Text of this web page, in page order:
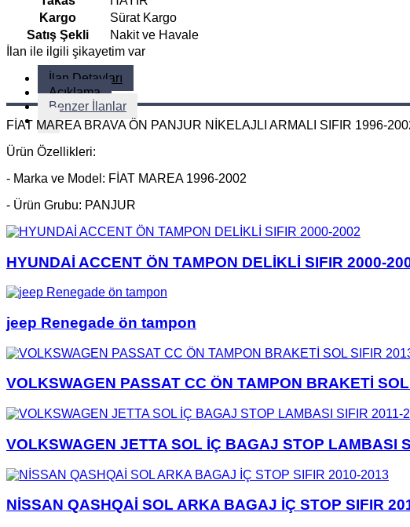
Kargo
Sürat Kargo
Satış Şekli
Nakit ve Havale
İlan ile ilgili şikayetim var
İlan Detayları
Açıklama
Benzer İlanlar
FİAT MAREA BRAVA ÖN PANJUR NİKELAJLI ARMALI SIFIR 1996-
Ürün Özellikleri:
- Marka ve Model: FİAT MAREA 1996-2002
- Ürün Grubu: PANJUR
HYUNDAİ ACCENT ÖN TAMPON DELİKLİ SIFIR 2000-
jeep Renegade ön tampon
VOLKSWAGEN PASSAT CC ÖN TAMPON BRAKETİ
VOLKSWAGEN JETTA SOL İÇ BAGAJ STOP LAMBASI
NİSSAN QASHQAİ SOL ARKA BAGAJ İÇ STOP SIFIR